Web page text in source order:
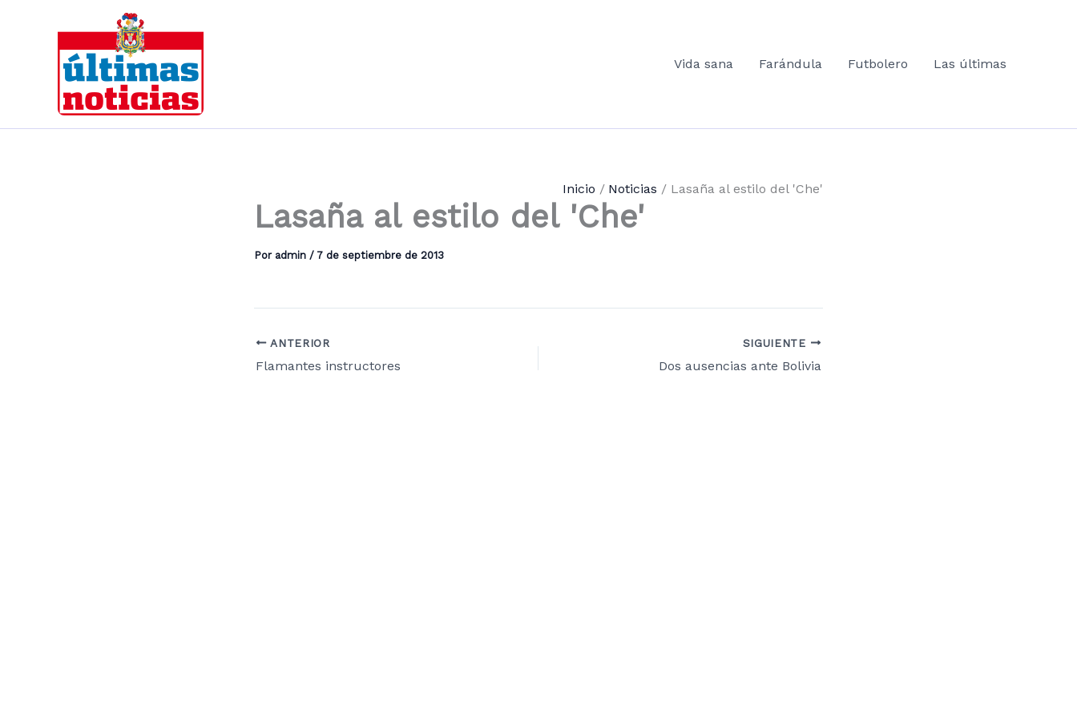
contenido
Vida sana
Farándula Futbolero Las últimas
Inicio Noticias Lasaña al estilo del 'Che'
Lasaña al estilo del 'Che'
Por admin / 7 de septiembre de 2013
ANTERIOR
Flamantes instructores
SIGUIENTE
Dos ausencias ante Bolivia